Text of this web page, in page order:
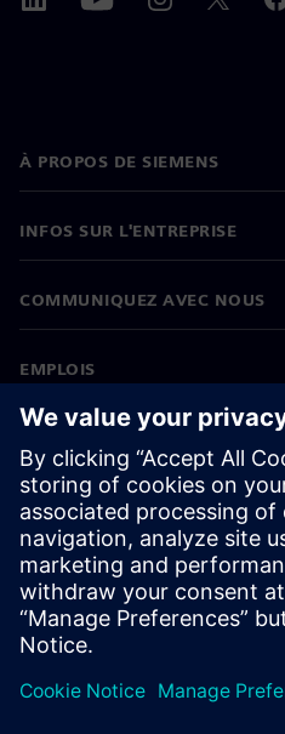
À PROPOS DE SIEMENS
INFOS SUR L'ENTREPRISE
COMMUNIQUEZ AVEC NOUS
EMPLOIS
©Siemens 2026
Informations sur l’entreprise
Avertissement de confidentialité
Avis sur les cookies
Conditions d’utilisation